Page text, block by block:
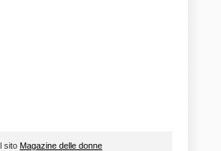
sito Magazine delle donne